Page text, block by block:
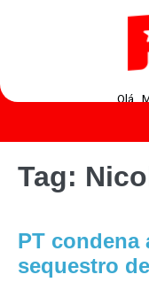
Olá ,
Tag:
PT condena
sequestro